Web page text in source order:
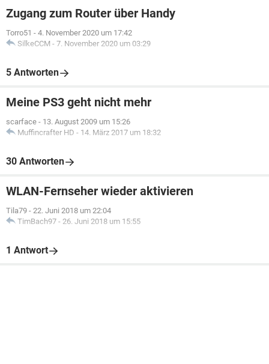
Zugang zum Router über Handy
Torro51 - 4. November 2020 um 17:42
SilkeCCM - 7. November 2020 um 03:29
5 Antworten
Meine PS3 geht nicht mehr
scarface - 13. August 2009 um 15:26
Muffincrafter HD - 14. März 2017 um 18:32
30 Antworten
WLAN-Fernseher wieder aktivieren
Tila79 - 22. Juni 2018 um 22:04
TimBach97 - 26. Juni 2018 um 15:55
1 Antwort